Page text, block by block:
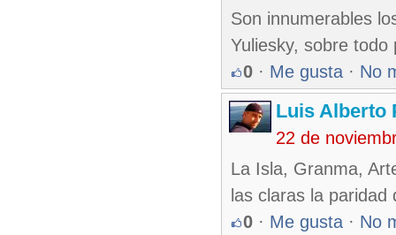
Son innumerables
Yuliesky, sobre
0 · Me gusta · No
Luis Alberto
22 de
La Isla, Granma,
las claras la
0 · Me gusta · No